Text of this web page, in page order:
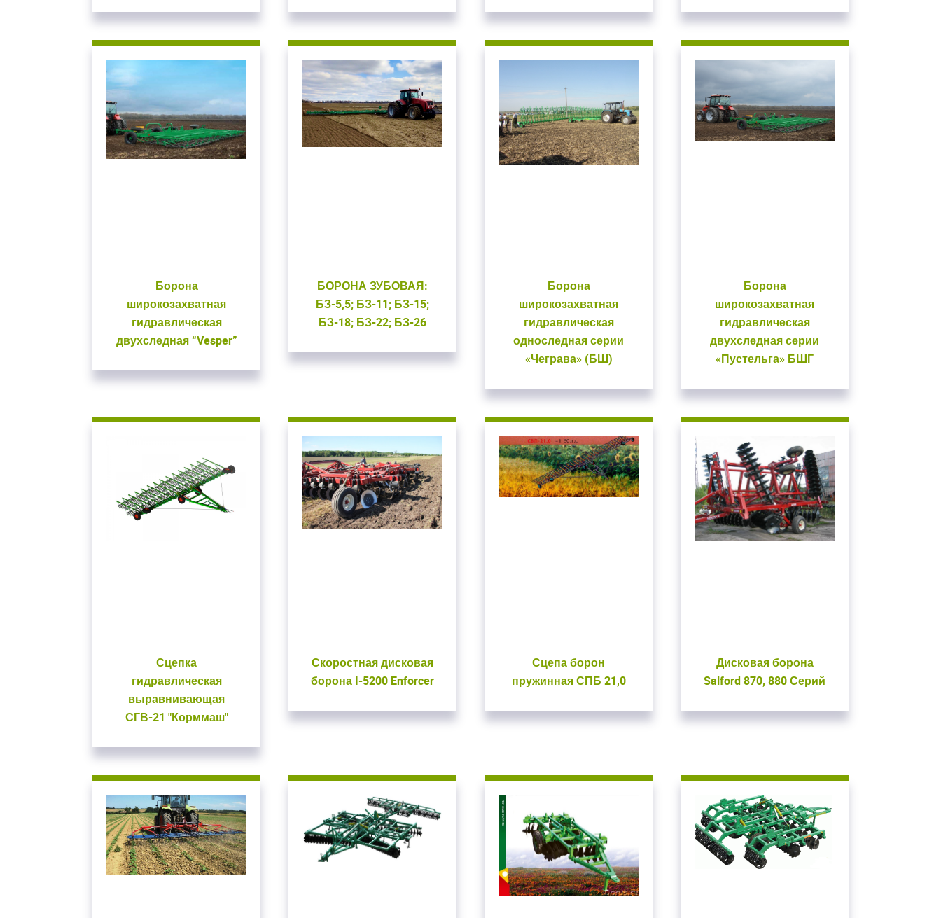
Борона
широкозахватная
гидравлическая
двухследная “Vesper”
БОРОНА ЗУБОВАЯ:
БЗ-5,5; БЗ-11; БЗ-15;
БЗ-18; БЗ-22; БЗ-26
Борона
широкозахватная
гидравлическая
односледная серии
«Чеграва» (БШ)
Борона
широкозахватная
гидравлическая
двухследная серии
«Пустельга» БШГ
Сцепка
гидравлическая
выравнивающая
СГВ-21 "Корммаш"
Скоростная дисковая
борона I-5200 Enforcer
Сцепа борон
пружинная СПБ 21,0
Дисковая борона
Salford 870, 880 Серий
ВОЙТИ
для регистрации на сайте